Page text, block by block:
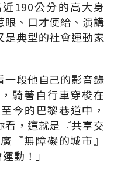
190公分的高大身
、口才便給、演講
典型的社會運動家
段他自己的影音錄
騎著自行車穿梭在
今的巴黎巷道中，
，這就是『共享交
『無障礙的城市』
動！」